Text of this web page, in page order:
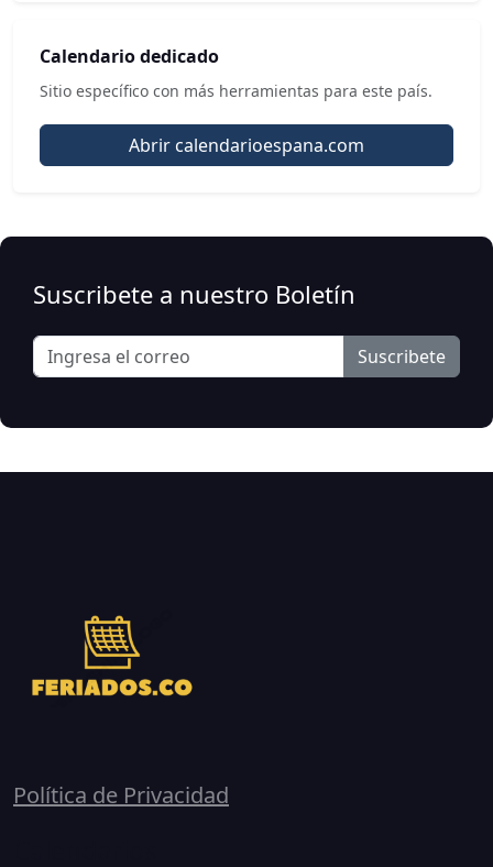
Calendario dedicado
Sitio específico con más herramientas para este país.
Abrir calendarioespana.com
Suscribete a nuestro Boletín
Suscribete
Política de Privacidad